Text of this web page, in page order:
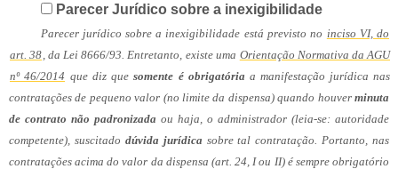
Parecer Jurídico sobre a inexigibilidade
Parecer jurídico sobre a inexigibilidade está previsto no inciso VI, do
art. 38 , da Lei 8666/93. Entretanto, existe uma Orientação Normativa da AGU
nº 46/2014 que diz quesomente é obrigatória a manifestação jurídica nas
contratações de pequeno valor (no limite da dispensa) quando houver minuta
de contrato não padronizada ou haja, o administrador (leia-se: autoridade
competente), suscitado dúvida jurídica sobre tal contratação. Portanto, nas
contratações acima do valor da dispensa (art. 24, I ou II) é sempre obrigatório